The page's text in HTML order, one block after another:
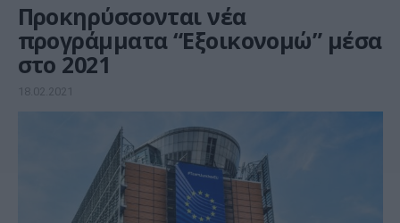
Προκηρύσσονται νέα
προγράμματα “Εξοικονομώ” μέσα
στο 2021
18.02.2021